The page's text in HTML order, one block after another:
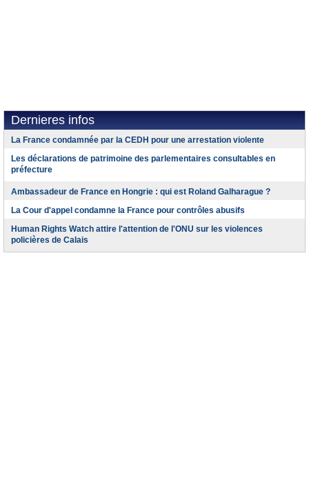
Dernieres infos
La France condamnée par la CEDH pour une arrestation violente
Les déclarations de patrimoine des parlementaires consultables en
préfecture
Ambassadeur de France en Hongrie : qui est Roland Galharague ?
La Cour d'appel condamne la France pour contrôles abusifs
Human Rights Watch attire l'attention de l'ONU sur les violences
policières de Calais